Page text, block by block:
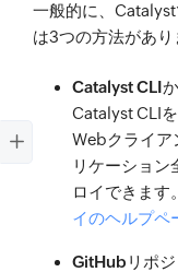
一般的に、
は3つの方法があり
Catalyst CLI
Catalyst CLI
Webクライア
リケーション
ロイできます
イのヘルプペ
GitHubリポ